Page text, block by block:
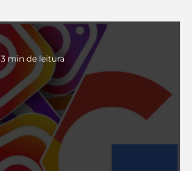
3 min de leitura